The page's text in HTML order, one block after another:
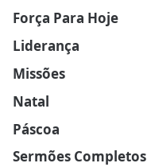
Força Para Hoje
Liderança
Missões
Natal
Páscoa
Sermões Completos